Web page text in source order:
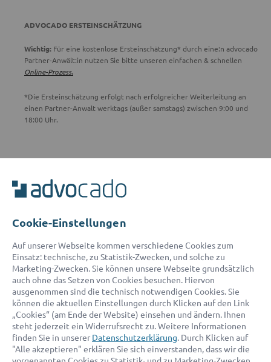
ADVOCADO ERSTEINSCHÄTZUNG
Wichtig: Für eine kostenlose Ersteinschätzung* durch eine:n advocado
Partner-Anwält:in nutzen Sie bitte unseren einfachen & schnellen
Online-Prozess.
*Die Ersteinschätzung erfolgt nach erfolgreicher Weiterleitung an
einen Partner-Anwalt werktags (außer samstags) zwischen 9:00 und
18:00 Uhr.
Unser Serviceteam ist von 8:00 bis 17:00 Uhr für Sie erreichbar.
E-Mail:
service@advocado.com
© 2026 advocado - einfach online den passenden Rechtsanwalt finden
Auszeichnungen:
Cookie-Einstellungen
Auf unserer Webseite kommen verschiedene Cookies zum
Einsatz: technische, zu Statistik-Zwecken, und solche zu
Marketing-Zwecken. Sie können unsere Webseite grundsätzlich
auch ohne das Setzen von Cookies besuchen. Hiervon
ausgenommen sind die technisch notwendigen Cookies. Sie
können die aktuellen Einstellungen durch Klicken auf den Link
„Cookies“ (am Ende der Website) einsehen und ändern. Ihnen
steht jederzeit ein Widerrufsrecht zu. Weitere Informationen
finden Sie in unserer Datenschutzerklärung. Durch Klicken auf
"Alle akzeptieren" erklären Sie sich einverstanden, dass wir die